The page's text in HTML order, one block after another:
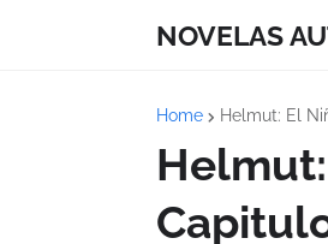
NOVELAS
Home Helmut: El